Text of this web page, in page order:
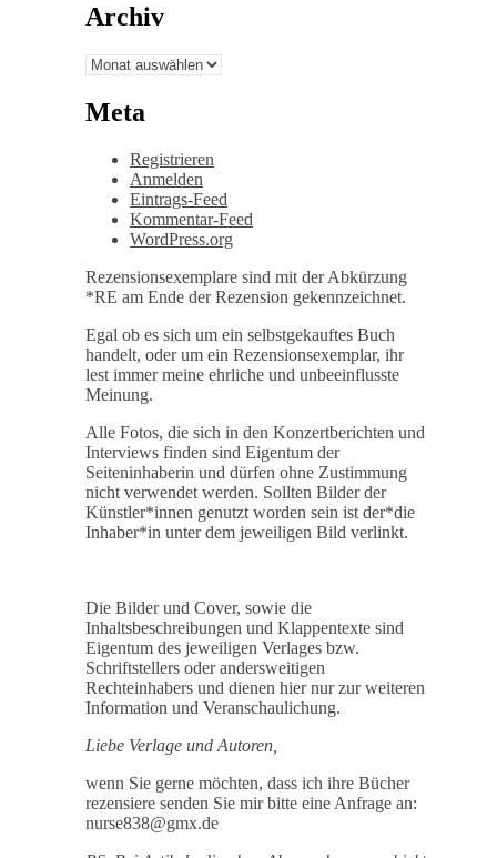
Archiv
Archiv
Meta
Registrieren
Anmelden
Eintrags-Feed
Kommentar-Feed
WordPress.org
Rezensionsexemplare sind mit der Abkürzung
*RE am Ende der Rezension gekennzeichnet.
Egal ob es sich um ein selbstgekauftes Buch
handelt, oder um ein Rezensionsexemplar, ihr
lest immer meine ehrliche und unbeeinflusste
Meinung.
Alle Fotos, die sich in den Konzertberichten und
Interviews finden sind Eigentum der
Seiteninhaberin und dürfen ohne Zustimmung
nicht verwendet werden. Sollten Bilder der
Künstler*innen genutzt worden sein ist der*die
Inhaber*in unter dem jeweiligen Bild verlinkt.
Die Bilder und Cover, sowie die
Inhaltsbeschreibungen und Klappentexte sind
Eigentum des jeweiligen Verlages bzw.
Schriftstellers oder andersweitigen
Rechteinhabers und dienen hier nur zur weiteren
Information und Veranschaulichung.
Liebe Verlage und Autoren,
wenn Sie gerne möchten, dass ich ihre Bücher
rezensiere senden Sie mir bitte eine Anfrage an:
nurse838@gmx.de